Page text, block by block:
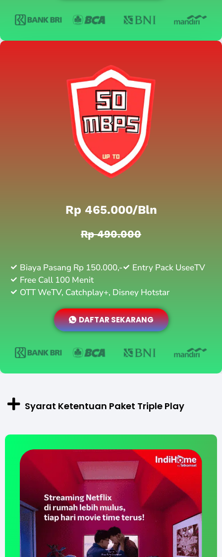
Rp 465.000/bln
Rp 490.000
Biaya Pasang Rp 150.000,-
Entry Pack UseeTV
Free Call 100 Menit
OTT WeTV, Catchplay+, Disney Hotstar
DAFTAR SEKARANG
Syarat Ketentuan Paket Triple Play